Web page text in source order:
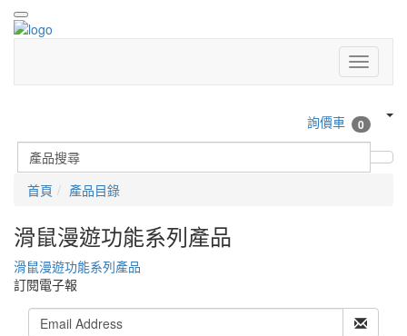
詢價車 0
首頁 產品目錄
滑鼠漫遊功能系列產品
滑鼠漫遊功能系列產品
訂閱電子報